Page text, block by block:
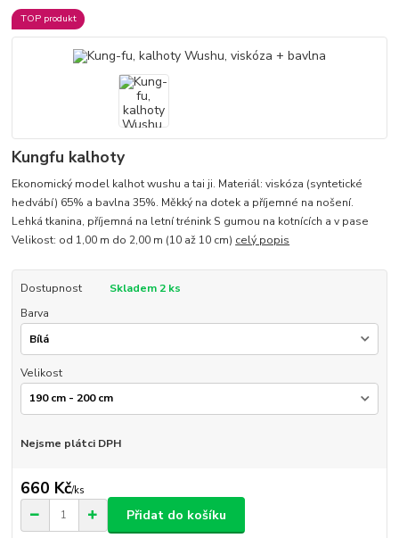
TOP produkt
Kungfu kalhoty
Ekonomický model kalhot wushu a tai ji. Materiál: viskóza (syntetické
hedvábí) 65% a bavlna 35%. Měkký na dotek a příjemné na nošení.
Lehká tkanina, příjemná na letní trénink S gumou na kotnících a v pase
Velikost: od 1,00 m do 2,00 m (10 až 10 cm) celý popis
Dostupnost
Skladem 2 ks
Barva
Velikost
Nejsme plátci DPH
660 Kč/ks
Přidat do košíku